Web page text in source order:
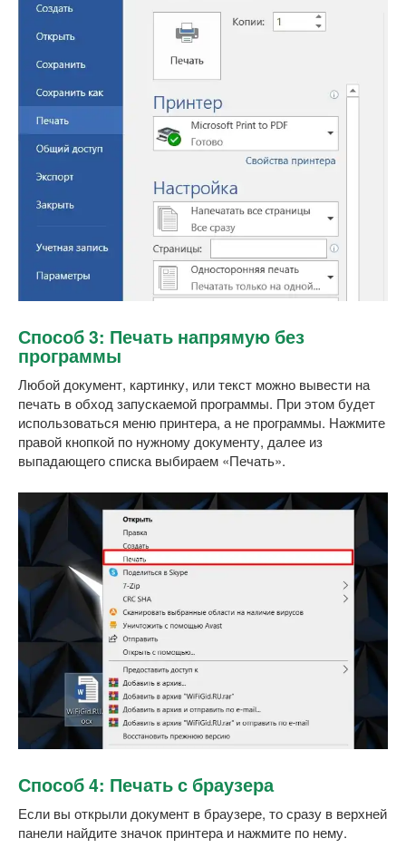
Способ 3: Печать напрямую без
программы
Любой документ, картинку, или текст можно вывести на
печать в обход запускаемой программы. При этом будет
использоваться меню принтера, а не программы. Нажмите
правой кнопкой по нужному документу, далее из
выпадающего списка выбираем «Печать».
Способ 4: Печать с браузера
Если вы открыли документ в браузере, то сразу в верхней
панели найдите значок принтера и нажмите по нему.